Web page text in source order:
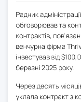
Радник
обговорював та
контрактів,
венчурна фірма
інвестував від
березні 2025 року.
Через десять
уклала контракт з